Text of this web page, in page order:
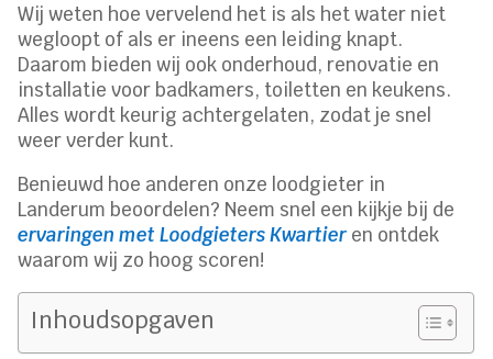
Wij weten hoe vervelend het is als het water niet
wegloopt of als er ineens een leiding knapt.
Daarom bieden wij ook onderhoud, renovatie en
installatie voor badkamers, toiletten en keukens.
Alles wordt keurig achtergelaten, zodat je snel
weer verder kunt.
Benieuwd hoe anderen onze loodgieter in
Landerum beoordelen? Neem snel een kijkje bij de
ervaringen met Loodgieters Kwartier en ontdek
waarom wij zo hoog scoren!
Inhoudsopgaven